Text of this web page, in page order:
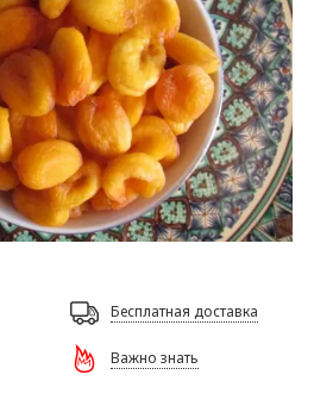
Бесплатная доставка
Важно знать